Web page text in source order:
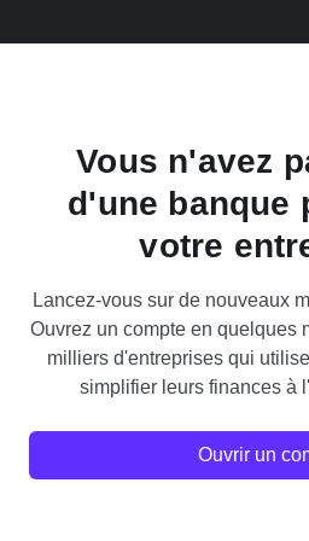
Vous n'avez
d'une banque
votre
Lancez-vous sur de nouveaux
Ouvrez un compte en quelques
milliers d'entreprises qui
simplifier leurs finances à
Ouvrir un